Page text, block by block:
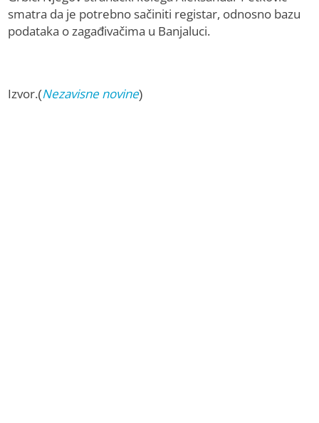
smatra da je potrebno sačiniti registar, odnosno bazu
podataka o zagađivačima u Banjaluci.
Izvor.(Nezavisne novine)